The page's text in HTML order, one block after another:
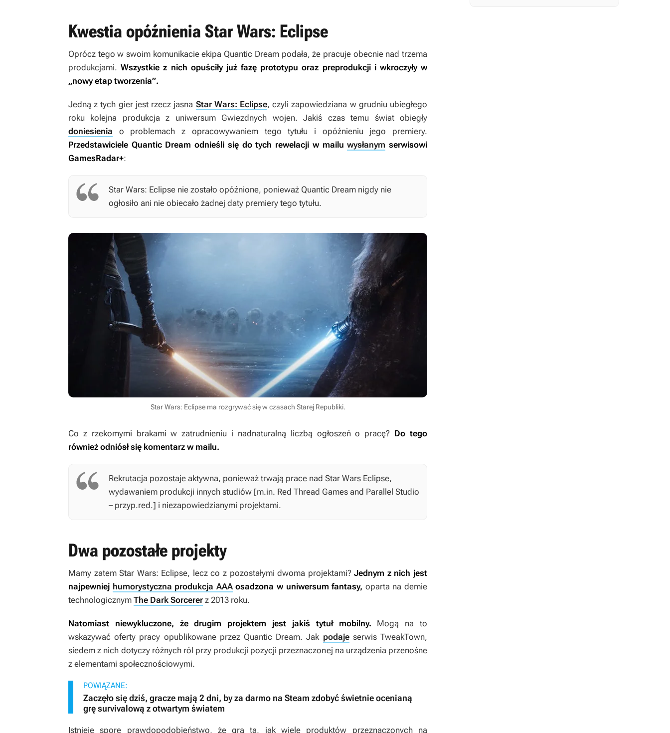
Kwestia opóźnienia Star Wars: Eclipse
Oprócz tego w swoim komunikacie ekipa Quantic Dream podała, że pracuje obecnie nad trzema
produkcjami.Wszystkie z nich opuściły już fazę prototypu oraz preprodukcji i wkroczyły w
„nowy etap tworzenia”.
Jedną z tych gier jest rzecz jasna Star Wars: Eclipse, czyli zapowiedziana w grudniu ubiegłego
roku kolejna produkcja z uniwersum Gwiezdnych wojen. Jakiś czas temu świat obiegły
doniesienia o problemach z opracowywaniem tego tytułu i opóźnieniu jego premiery.
Przedstawiciele Quantic Dream odnieśli się do tych rewelacji w mailuwysłanym serwisowi
GamesRadar+:
Star Wars: Eclipse nie zostało opóźnione, ponieważ Quantic Dream nigdy nie
ogłosiło ani nie obiecało żadnej daty premiery tego tytułu.
Star Wars: Eclipse ma rozgrywać się w czasach Starej Republiki.
Co z rzekomymi brakami w zatrudnieniu i nadnaturalną liczbą ogłoszeń o pracę? Do tego
również odniósł się komentarz w mailu.
Rekrutacja pozostaje aktywna, ponieważ trwają prace nad Star Wars Eclipse,
wydawaniem produkcji innych studiów [m.in. Red Thread Games and Parallel Studio
– przyp.red.] i niezapowiedzianymi projektami.
Dwa pozostałe projekty
Mamy zatemStar Wars: Eclipse, lecz co z pozostałymi dwoma projektami?Jednym z nich jest
najpewniej humorystyczna produkcja AAA osadzona w uniwersum fantasy, oparta na demie
technologicznym The Dark Sorcerer z 2013 roku.
Natomiast niewykluczone, że drugim projektem jest jakiś tytuł mobilny. Mogą na to
wskazywać oferty pracy opublikowane przez Quantic Dream. Jak podajeserwis TweakTown,
siedem z nich dotyczy różnych ról przy produkcji pozycji przeznaczonej na urządzenia przenośne
z elementami społecznościowymi.
POWIĄZANE:
Zaczęło się dziś, gracze mają 2 dni, by za darmo na Steam zdobyć świetnie ocenianą
grę survivalową z otwartym światem
Istnieje spore prawdopodobieństwo, że gra ta, jak wiele produktów przeznaczonych na